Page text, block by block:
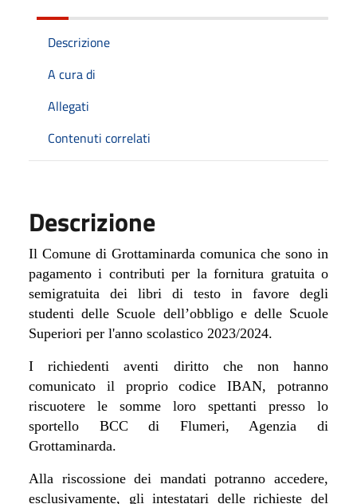
Descrizione
A cura di
Allegati
Contenuti correlati
Descrizione
Il Comune di Grottaminarda comunica che sono in
pagamento i contributi per la fornitura gratuita o
semigratuita dei libri di testo in favore degli
studenti delle Scuole dell’obbligo e delle Scuole
Superiori per l'anno scolastico 2023/2024.
I richiedenti aventi diritto che non hanno
comunicato il proprio codice IBAN, potranno
riscuotere le somme loro spettanti presso lo
sportello BCC di Flumeri, Agenzia di
Grottaminarda.
Alla riscossione dei mandati potranno accedere,
esclusivamente, gli intestatari delle richieste del